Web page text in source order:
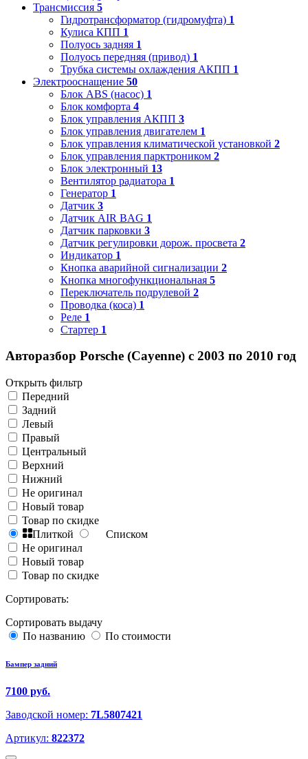
Трансмиссия 5
Гидротрансформатор (гидромуфта) 1
Кулиса КПП 1
Полуось задняя 1
Полуось передняя (привод) 1
Трубка системы охлаждения АКПП 1
Электрооснащение 50
Блок ABS (насос) 1
Блок комфорта 4
Блок управления АКПП 3
Блок управления двигателем 1
Блок управления климатической установкой 2
Блок управления парктроником 2
Блок электронный 13
Вентилятор радиатора 1
Генератор 1
Датчик 3
Датчик AIR BAG 1
Датчик парковки 3
Датчик регулировки дорож. просвета 2
Индикатор 1
Кнопка аварийной сигнализации 2
Кнопка многофункциональная 5
Переключатель подрулевой 2
Проводка (коса) 1
Реле 1
Стартер 1
Авторазбор Porsche (Cayenne) с 2003 по 2010 год
Открыть фильтр
Передний
Задний
Левый
Правый
Центральный
Верхний
Нижний
Не оригинал
Новый товар
Товар по скидке
Плиткой
Списком
Не оригинал
Новый товар
Товар по скидке
Сортировать:
Сортировать выдачу
По названию
По стоимости
Бампер задний
7100 руб.
Заводской номер: 7L5807421
Артикул: 822372